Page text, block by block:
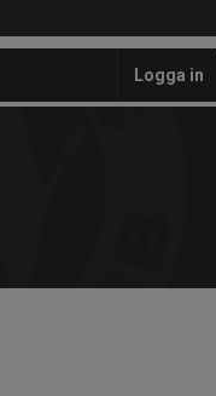
Logga in